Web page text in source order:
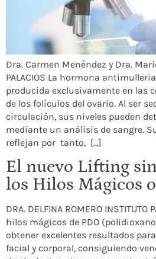
Dra. Carmen Menéndez y Dra.
PALACIOS La hormona
producida exclusivamente en las
de los folículos del ovario. Al ser
circulación, sus niveles pueden
mediante un análisis de sangre.
reflejan por tanto, […]
El nuevo Lifting
los Hilos Mágicos
DRA. DELFINA ROMERO INSTITUTO
hilos mágicos de PDO
obtener excelentes resultados
facial y corporal, consiguiendo